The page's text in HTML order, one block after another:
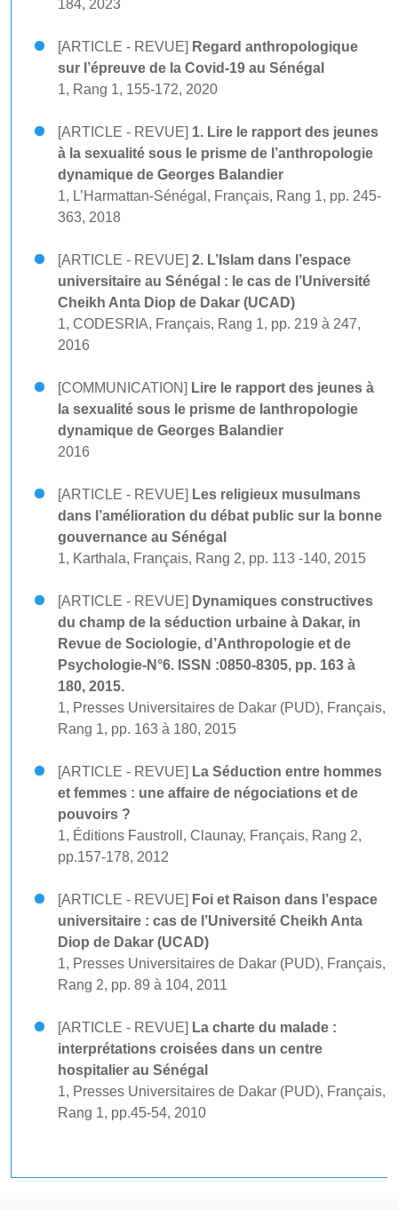
184, 2023
[ARTICLE - REVUE] Regard anthropologique
sur l’épreuve de la Covid-19 au Sénégal
1, Rang 1, 155-172, 2020
[ARTICLE - REVUE] 1. Lire le rapport des jeunes
à la sexualité sous le prisme de l’anthropologie
dynamique de Georges Balandier
1, L’Harmattan-Sénégal, Français, Rang 1, pp. 245-
363, 2018
[ARTICLE - REVUE] 2. L’Islam dans l’espace
universitaire au Sénégal : le cas de l’Université
Cheikh Anta Diop de Dakar (UCAD)
1, CODESRIA, Français, Rang 1, pp. 219 à 247,
2016
[COMMUNICATION] Lire le rapport des jeunes à
la sexualité sous le prisme de lanthropologie
dynamique de Georges Balandier
2016
[ARTICLE - REVUE] Les religieux musulmans
dans l’amélioration du débat public sur la bonne
gouvernance au Sénégal
1, Karthala, Français, Rang 2, pp. 113 -140, 2015
[ARTICLE - REVUE] Dynamiques constructives
du champ de la séduction urbaine à Dakar, in
Revue de Sociologie, d’Anthropologie et de
Psychologie-N°6. ISSN :0850-8305, pp. 163 à
180, 2015.
1, Presses Universitaires de Dakar (PUD), Français,
Rang 1, pp. 163 à 180, 2015
[ARTICLE - REVUE] La Séduction entre hommes
et femmes : une affaire de négociations et de
pouvoirs ?
1, Éditions Faustroll, Claunay, Français, Rang 2,
pp.157-178, 2012
[ARTICLE - REVUE] Foi et Raison dans l’espace
universitaire : cas de l’Université Cheikh Anta
Diop de Dakar (UCAD)
1, Presses Universitaires de Dakar (PUD), Français,
Rang 2, pp. 89 à 104, 2011
[ARTICLE - REVUE] La charte du malade :
interprétations croisées dans un centre
hospitalier au Sénégal
1, Presses Universitaires de Dakar (PUD), Français,
Rang 1, pp.45-54, 2010